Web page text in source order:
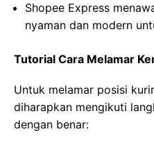
Shopee Express
nyaman dan modern
Tutorial Cara Melamar
Untuk melamar posisi
diharapkan mengikuti
dengan benar: